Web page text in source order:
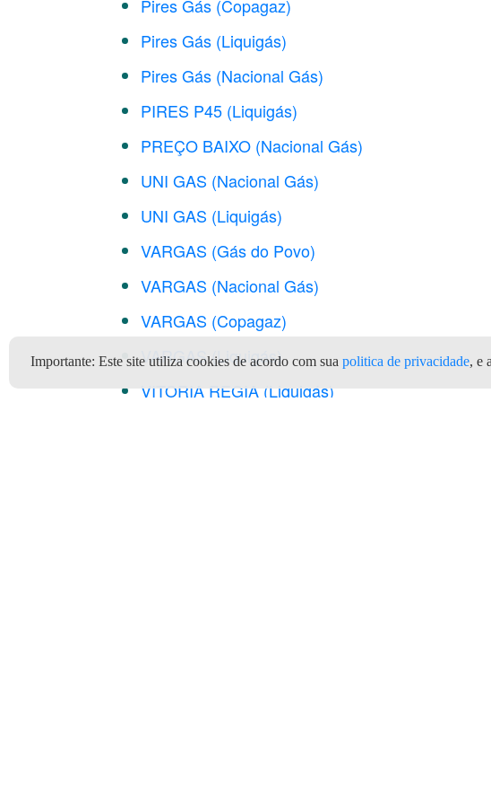
Pires Gás (Copagaz)
Pires Gás (Liquigás)
Pires Gás (Nacional Gás)
PIRES P45 (Liquigás)
PREÇO BAIXO (Nacional Gás)
UNI GAS (Nacional Gás)
UNI GAS (Liquigás)
VARGAS (Gás do Povo)
VARGAS (Nacional Gás)
VARGAS (Copagaz)
VARGAS (Liquigás)
VITORIA REGIA (Liquigás)
Importante: Este site utiliza cookies de acordo com suapolitica de privacidade, e